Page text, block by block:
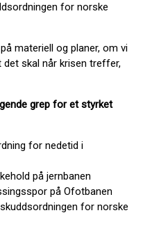
for norske
materiell og planer, om vi
skal når krisen treffer,
grep for et styrket
for nedetid i
på jernbanen
på Ofotbanen
for norske